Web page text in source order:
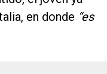
en donde “es